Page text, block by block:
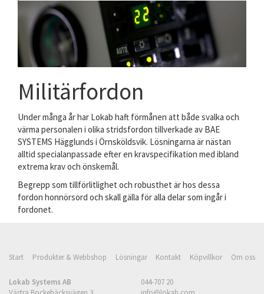
Militärfordon
Under många år har Lokab haft förmånen att både svalka och
värma personalen i olika stridsfordon tillverkade av BAE
SYSTEMS Hägglunds i Örnsköldsvik. Lösningarna är nästan
alltid specialanpassade efter en kravspecifikation med ibland
extrema krav och önskemål.
Begrepp som tillförlitlighet och robusthet är hos dessa
fordon honnörsord och skall gälla för alla delar som ingår i
fordonet.
Start Produkter & Webbshop Lösningar Kontakt Köpvillkor Om oss
Lokab Systems AB
Västra Bockebäcksvägen 3
044-707 20
info@lokab.com